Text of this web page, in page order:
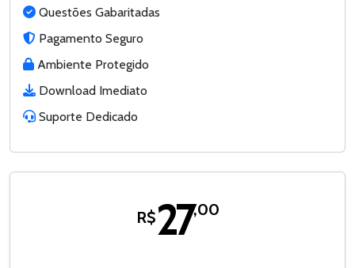
Questões Gabaritadas
Pagamento Seguro
Ambiente Protegido
Download Imediato
Suporte Dedicado
R$27,00